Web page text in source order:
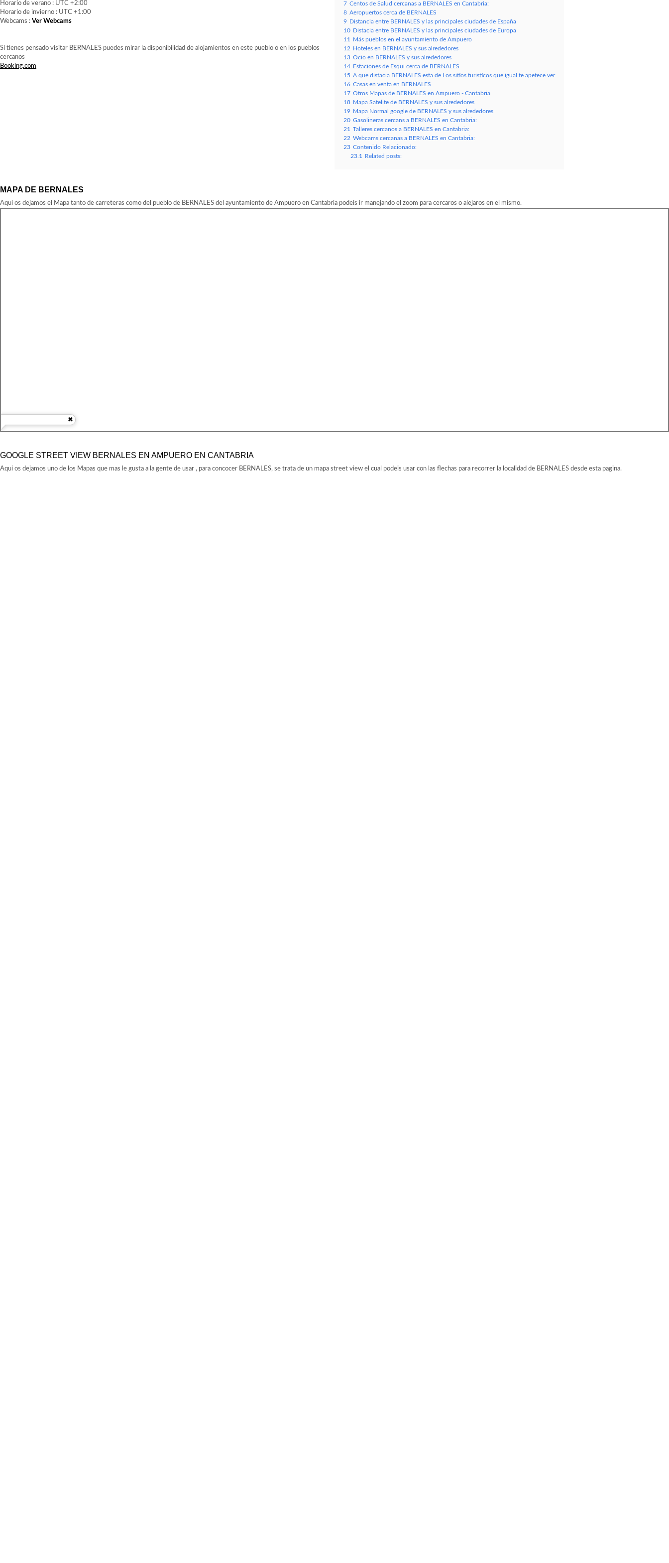
Horario de verano : UTC +2:00
Horario de invierno : UTC +1:00
Webcams : Ver Webcams
Si tienes pensado visitar BERNALES puedes mirar la disponibilidad de alojamientos en este pueblo o en los pueblos
cercanos
Booking.com
7 Centos de Salud cercanas a BERNALES en Cantabria:
8 Aeropuertos cerca de BERNALES
9
Distancia entre BERNALES y las principales ciudades de España
10
Distacia entre BERNALES y las principales ciudades de Europa
11
Más pueblos en el ayuntamiento de Ampuero
12
Hoteles en BERNALES y sus alrededores
13 Ocio en BERNALES y sus alrededores
14
Estaciones de Esqui cerca de BERNALES
15 A que distacia BERNALES esta de Los sitios turisticos que igual te apetece ver
16 Casas en venta en BERNALES
17 Otros Mapas de BERNALES en Ampuero - Cantabria
18
Mapa Satelite de BERNALES y sus alrededores
19
Mapa Normal google de BERNALES y sus alrededores
20 Gasolineras cercans a BERNALES en Cantabria:
21
Talleres cercanos a BERNALES en Cantabria:
22 Webcams cercanas a BERNALES en Cantabria:
23 Contenido Relacionado:
23.1
Related posts:
MAPA DE BERNALES
Aqui os dejamos el Mapa tanto de carreteras como del pueblo de BERNALES del ayuntamiento de Ampuero en Cantabria podeis ir manejando el zoom para cercaros o alejaros en el mismo.
GOOGLE STREET VIEW BERNALES EN AMPUERO EN CANTABRIA
Aqui os dejamos uno de los Mapas que mas le gusta a la gente de usar , para concocer BERNALES, se trata de un mapa street view el cual podeis usar con las flechas para recorrer la localidad de BERNALES desde esta pagina.